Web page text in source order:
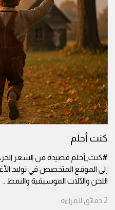
كنت أحلم
#كنت_أحلم قصيدة من الشعر الحر،
إلى الموقع المتخصص في توليد
اللحن والآلات الموسيقية والنمط...
2 دقائق للقراءة